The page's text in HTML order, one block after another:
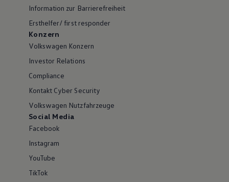
Information zur Barrierefreiheit
Ersthelfer/ first responder
Konzern
Volkswagen Konzern
Investor Relations
Compliance
Kontakt Cyber Security
Volkswagen Nutzfahrzeuge
Social Media
Facebook
Instagram
YouTube
TikTok